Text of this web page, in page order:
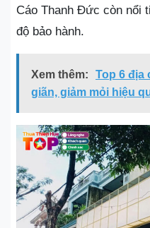
Cáo Thanh Đức còn nổi
độ bảo hành.
Xem thêm:
Top 6 địa
giãn, giảm mỏi hiệu